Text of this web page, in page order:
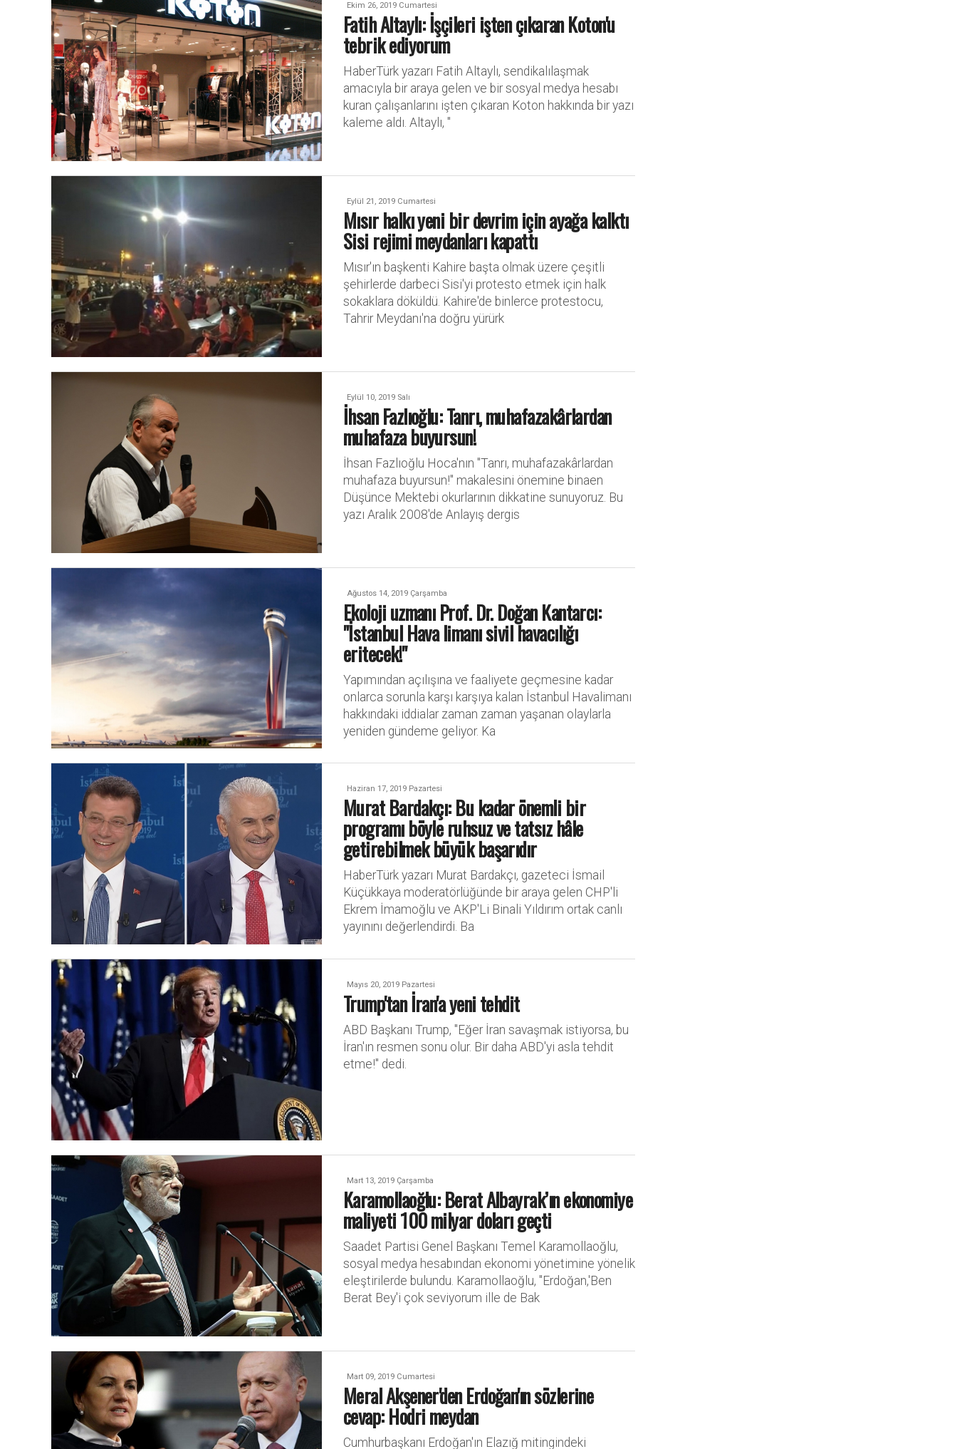
Ekim 26, 2019 Cumartesi
Fatih Altaylı: İşçileri işten çıkaran Koton'u
tebrik ediyorum
HaberTürk yazarı Fatih Altaylı, sendikalılaşmak
amacıyla bir araya gelen ve bir sosyal medya hesabı
kuran çalışanlarını işten çıkaran Koton hakkında bir yazı
kaleme aldı. Altaylı, "
Eylül 21, 2019 Cumartesi
Mısır halkı yeni bir devrim için ayağa kalktı
Sisi rejimi meydanları kapattı
Mısır'ın başkenti Kahire başta olmak üzere çeşitli
şehirlerde darbeci Sisi'yi protesto etmek için halk
sokaklara döküldü. Kahire'de binlerce protestocu,
Tahrir Meydanı'na doğru yürürk
Eylül 10, 2019 Salı
İhsan Fazlıoğlu: Tanrı, muhafazakârlardan
muhafaza buyursun!
İhsan Fazlıoğlu Hoca'nın "Tanrı, muhafazakârlardan
muhafaza buyursun!" makalesini önemine binaen
Düşünce Mektebi okurlarının dikkatine sunuyoruz. Bu
yazı Aralık 2008'de Anlayış dergis
Ağustos 14, 2019 Çarşamba
Ekoloji uzmanı Prof. Dr. Doğan Kantarcı:
"İstanbul Hava limanı sivil havacılığı
eritecek!"
Yapımından açılışına ve faaliyete geçmesine kadar
onlarca sorunla karşı karşıya kalan İstanbul Havalimanı
hakkındaki iddialar zaman zaman yaşanan olaylarla
yeniden gündeme geliyor. Ka
Haziran 17, 2019 Pazartesi
Murat Bardakçı: Bu kadar önemli bir
programı böyle ruhsuz ve tatsız hâle
getirebilmek büyük başarıdır
HaberTürk yazarı Murat Bardakçı, gazeteci İsmail
Küçükkaya moderatörlüğünde bir araya gelen CHP'li
Ekrem İmamoğlu ve AKP'Li Binali Yıldırım ortak canlı
yayınını değerlendirdi. Ba
Mayıs 20, 2019 Pazartesi
Trump'tan İran'a yeni tehdit
ABD Başkanı Trump, "Eğer İran savaşmak istiyorsa, bu
İran'ın resmen sonu olur. Bir daha ABD'yi asla tehdit
etme!" dedi.
Mart 13, 2019 Çarşamba
Karamollaoğlu: Berat Albayrak’ın ekonomiye
maliyeti 100 milyar doları geçti
Saadet Partisi Genel Başkanı Temel Karamollaoğlu,
sosyal medya hesabından ekonomi yönetimine yönelik
eleştirilerde bulundu. Karamollaoğlu, "Erdoğan,'Ben
Berat Bey'i çok seviyorum ille de Bak
Mart 09, 2019 Cumartesi
Meral Akşener'den Erdoğan'ın sözlerine
cevap: Hodri meydan
Cumhurbaşkanı Erdoğan'ın Elazığ mitingindeki